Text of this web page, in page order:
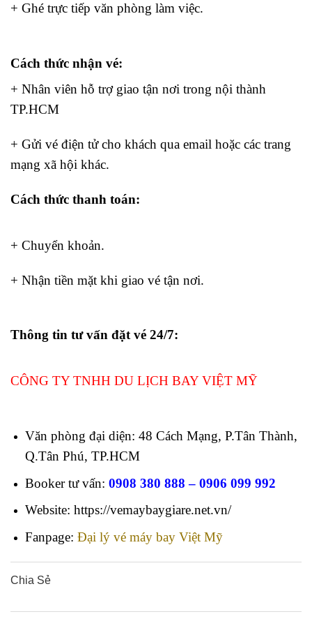
+ Ghé trực tiếp văn phòng làm việc.
Cách thức nhận vé:
+ Nhân viên hỗ trợ giao tận nơi trong nội thành
TP.HCM
+ Gửi vé điện tử cho khách qua email hoặc các trang
mạng xã hội khác.
Cách thức thanh toán:
+ Chuyển khoản.
+ Nhận tiền mặt khi giao vé tận nơi.
Thông tin tư vấn đặt vé 24/7:
CÔNG TY TNHH DU LỊCH BAY VIỆT MỸ
Văn phòng đại diện: 48 Cách Mạng, P.Tân Thành,
Q.Tân Phú, TP.HCM
Booker tư vấn: 0908 380 888 – 0906 099 992
Website: https://vemaybaygiare.net.vn/
Fanpage: Đại lý vé máy bay Việt Mỹ
Chia Sẻ